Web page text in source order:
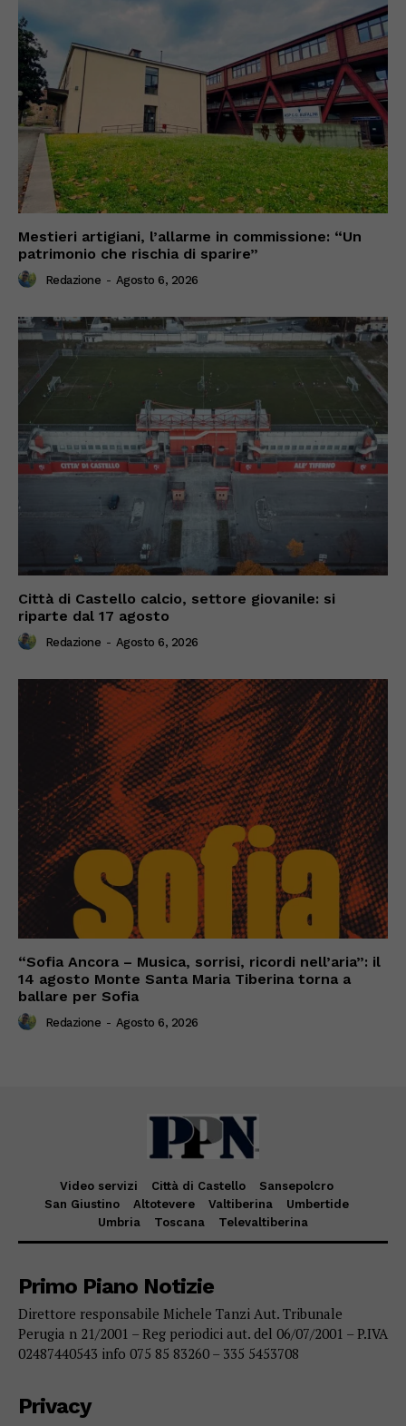
Mestieri artigiani, l’allarme in commissione: “Un
patrimonio che rischia di sparire”
Redazione - Agosto 6, 2026
Città di Castello calcio, settore giovanile: si
riparte dal 17 agosto
Redazione - Agosto 6, 2026
“Sofia Ancora – Musica, sorrisi, ricordi nell’aria”: il
14 agosto Monte Santa Maria Tiberina torna a
ballare per Sofia
Redazione - Agosto 6, 2026
Video servizi Città di Castello
Sansepolcro
San Giustino
Altotevere Valtiberina
Umbertide
Umbria
Toscana Televaltiberina
Primo Piano Notizie
Direttore responsabile Michele Tanzi Aut. Tribunale
Perugia n 21/2001 – Reg periodici aut. del 06/07/2001 – P.IVA
02487440543 info 075 85 83260 – 335 5453708
Privacy